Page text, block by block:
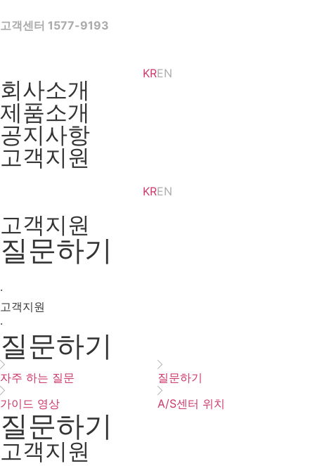
to
고객센터 1577-9193
KREN
회사소개
제품소개
공지사항
고객지원
KREN
고객지원
질문하기
·
고객지원
·
질문하기
자주 하는 질문
질문하기
가이드 영상
A/S센터 위치
질문하기
고객지원